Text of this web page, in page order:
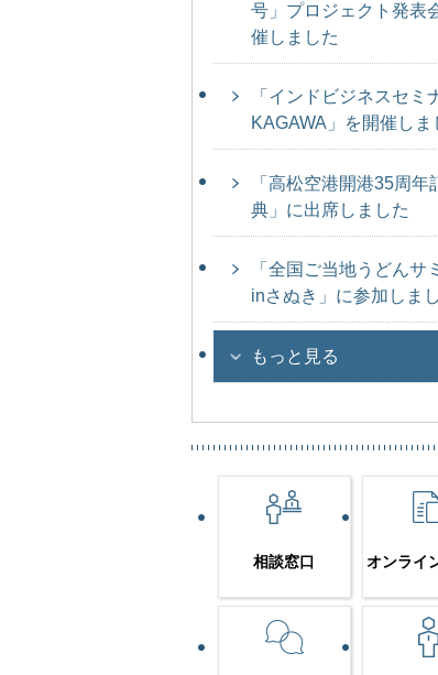
号」プロジェクト発表
催しました
「インドビジネスセミ
KAGAWA」を開催しま
「高松空港開港35周年
典」に出席しました
「全国ご当地うどんサ
inさぬき」に参加しま
もっと見る
相談窓口 オンライ